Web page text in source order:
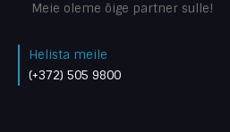
Meie oleme õige partner sulle!
Helista meile
(+372) 505 9800